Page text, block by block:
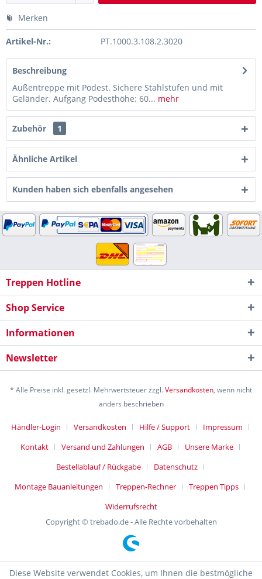
Merken
Artikel-Nr.: PT.1000.3.108.2.3020
Beschreibung
Außentreppe mit Podest. Sichere Stahlstufen und mit
Geländer. Aufgang Podesthöhe: 60... mehr
Zubehör 1
Ähnliche Artikel
Kunden haben sich ebenfalls angesehen
Treppen Hotline
Shop Service
Informationen
Newsletter
* Alle Preise inkl. gesetzl. Mehrwertsteuer zzgl.Versandkosten, wenn nicht
anders beschrieben
Händler-Login Versandkosten Hilfe / Support
Impressum
Kontakt
Versand und Zahlungen AGB
Unsere Marke
Bestellablauf / Rückgabe
Datenschutz
Montage Bauanleitungen
Treppen-Rechner
Treppen Tipps
Widerrufsrecht
Copyright © trebado.de - Alle Rechte vorbehalten
Diese Website verwendet Cookies, um Ihnen die bestmögliche